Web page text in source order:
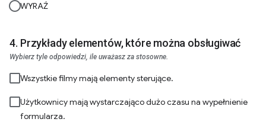
WYRAŹ
Przykłady elementów, które można obsługiwać
Wybierz tyle odpowiedzi, ile uważasz za stosowne.
Wszystkie filmy mają elementy sterujące.
Użytkownicy mają wystarczająco dużo czasu na wypełnienie
formularza.